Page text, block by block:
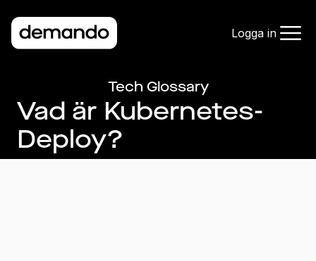
Logga in
Tech Glossary
Vad är Kubernetes-
Deploy?